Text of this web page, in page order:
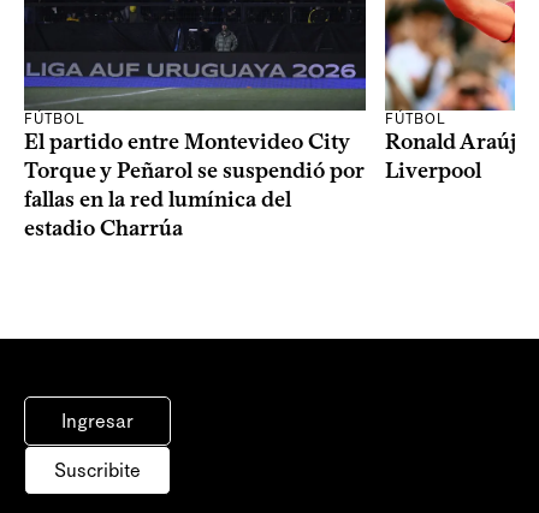
FÚTBOL
El partido entre Montevideo City
Torque y Peñarol se suspendió por
fallas en la red lumínica del
estadio Charrúa
FÚTBOL
Ronald Araújo
Liverpool
Ingresar
Suscribite